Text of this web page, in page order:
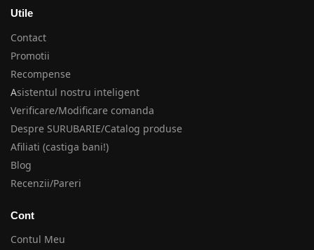
Utile
Contact
Promotii
Recompense
Asistentul nostru inteligent
Verificare/Modificare comanda
Despre SURUBARIE/Catalog produse
Afiliati (castiga bani!)
Blog
Recenzii/Pareri
Cont
Contul Meu